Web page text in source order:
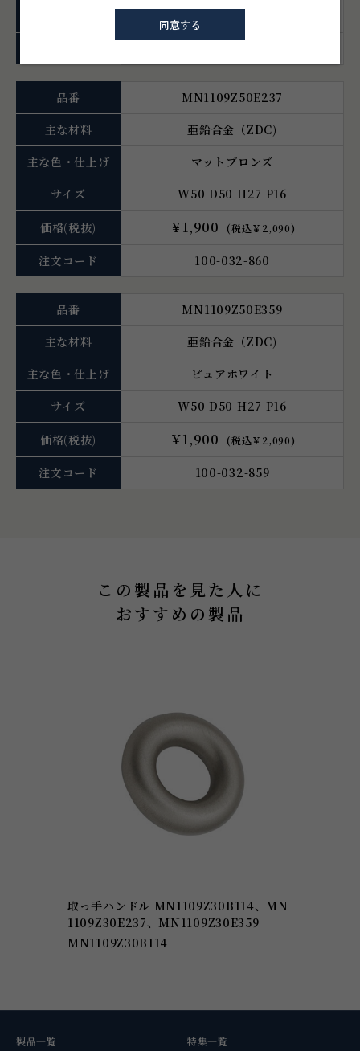
￥2,140
品番
MN1109Z50E237
主な材料
亜鉛合金（ZDC)
主な色・仕上げ
マットブロンズ
サイズ
W50 D50 H27 P16
価格(税抜) ￥1,900 (税込￥2,090)
注文コード 100-032-860
品番
MN1109Z50E359
主な材料
亜鉛合金（ZDC)
主な色・仕上げ
ピュアホワイト
サイズ
W50 D50 H27 P16
価格(税抜) ￥1,900 (税込￥2,090)
注文コード 100-032-859
この製品を見た人に
おすすめの製品
取っ手ハンドル MN1109Z30B114、MN
1109Z30E237、MN1109Z30E359
MN1109Z30B114
同意する
製品一覧 特集一覧